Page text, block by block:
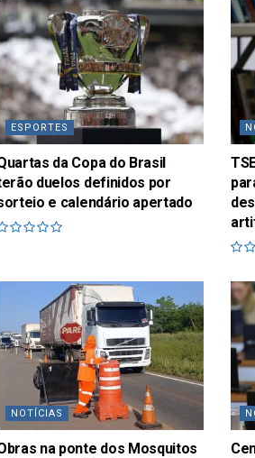
ESPORTES
da Copa do Brasil
duelos definidos por
e calendário apertado
NOTÍCIAS
na ponte dos Mosquitos